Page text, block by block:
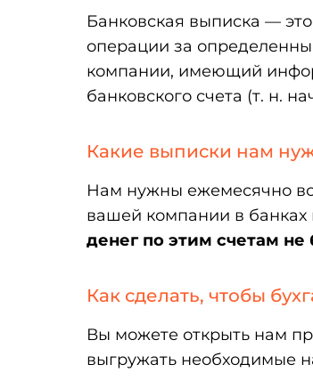
Банковская выписка —
операции за
компании, имеющий
банковского счета (т. н.
Какие выписки нам
Нам нужны ежемесячно
вашей компании в банках
денег по этим счетам не
Как сделать, чтобы
Вы можете открыть нам
выгружать необходимые